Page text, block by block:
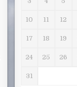
10 11 12
17 18 19
24 25 26
31